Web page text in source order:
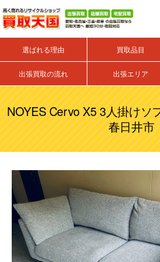
選ばれる理由 買取品目
出張買取の流れ 出張エリア
NOYES Cervo X5 3人掛けソ
春日井市